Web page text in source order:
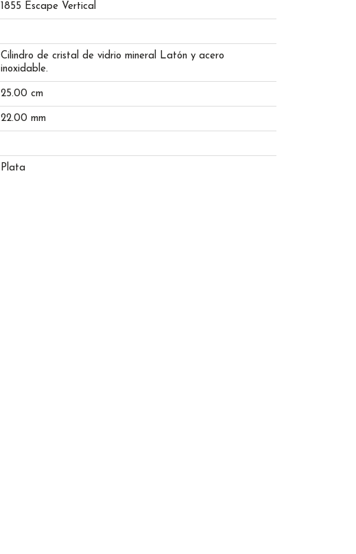
1855 Escape Vertical
Cilindro de cristal de vidrio mineral Latón y acero
inoxidable.
25.00 cm
22.00 mm
Plata